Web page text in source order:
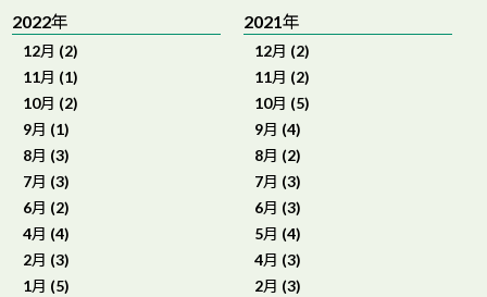
2022年
12月 (2)
11月 (1)
10月 (2)
9月 (1)
8月 (3)
7月 (3)
6月 (2)
4月 (4)
2月 (3)
1月 (5)
2021年
12月 (2)
11月 (2)
10月 (5)
9月 (4)
8月 (2)
7月 (3)
6月 (3)
5月 (4)
4月 (3)
2月 (3)